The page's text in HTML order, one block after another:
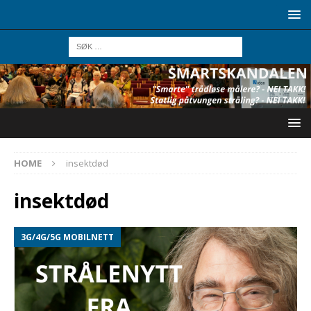
HOME insektdød
insektdød
3G/4G/5G MOBILNETT